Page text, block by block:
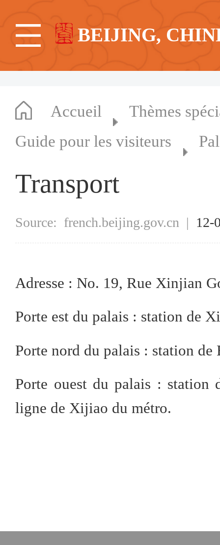
BEIJING,
Accueil
Thèmes
Guide pour les visiteurs
Transport
Source: french.beijing.gov.cn |
Adresse : No. 19, Rue Xinjian
Porte est du palais : station de
Porte nord du palais : station
Porte ouest du palais : station
ligne de Xijiao du métro.